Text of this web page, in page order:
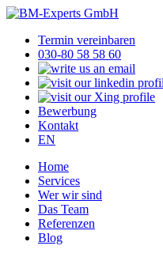
Termin vereinbaren
030-80 58 58 60
Bewerbung
Kontakt
EN
Home
Services
Wer wir sind
Das Team
Referenzen
Blog